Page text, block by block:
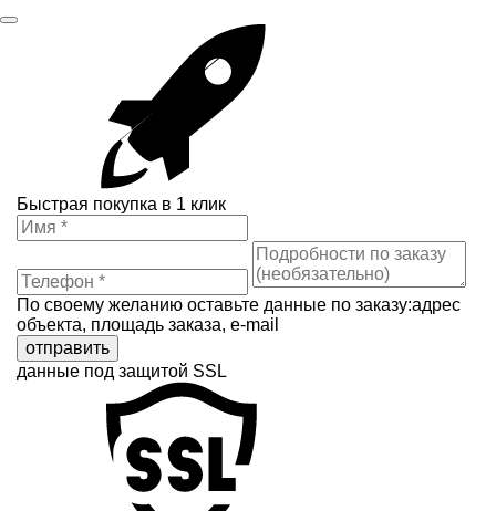
Быстрая покупка в 1 клик
По своему желанию оставьте данные по заказу:адрес
объекта, площадь заказа, e-mail
отправить
данные под защитой SSL